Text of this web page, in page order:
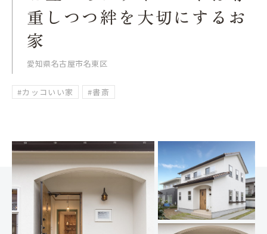
重しつつ絆を大切にするお
家
愛知県名古屋市名東区
#カッコいい家 #書斎